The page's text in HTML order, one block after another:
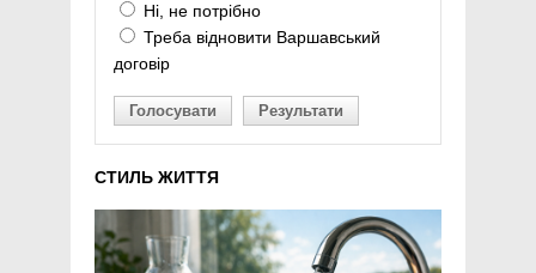
Ні, не потрібно
Треба відновити Варшавський
договір
Голосувати Результати
СТИЛЬ ЖИТТЯ